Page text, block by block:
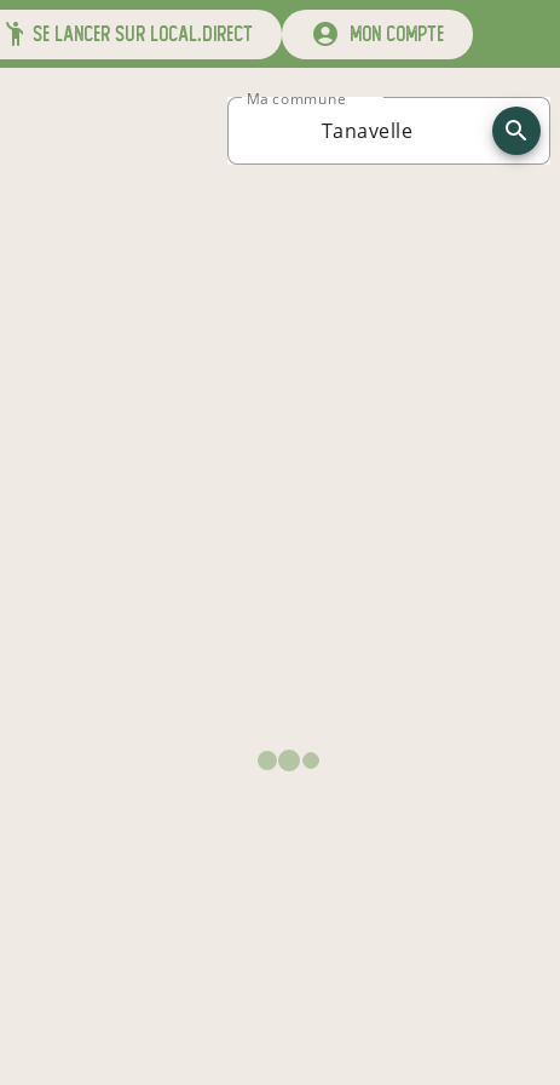
se lancer sur local.direct mon compte
Ma commune